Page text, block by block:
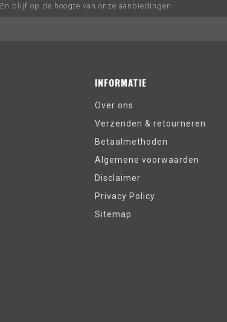
En blijf op de hoogte van onze aanbiedingen
INFORMATIE
Over ons
Verzenden & retourneren
Betaalmethoden
Algemene voorwaarden
Disclaimer
Privacy Policy
Sitemap